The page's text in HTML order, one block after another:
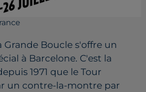
Grande Boucle s'offre un
à Barcelone. C'est la
1971 que le Tour
un contre-la-montre par